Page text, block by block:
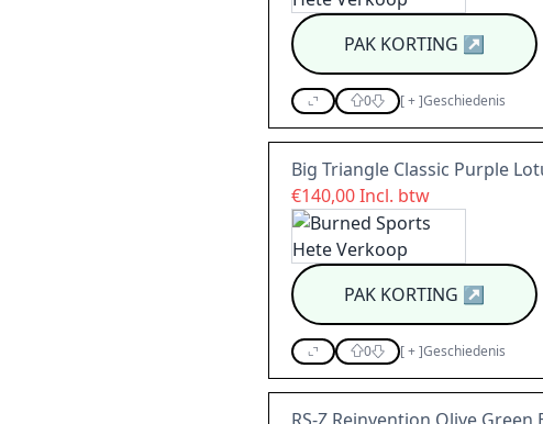
PAK KORTING ↗
0 [+]Geschiedenis
Big Triangle Classic Purple
€140,00 Incl. btw
PAK KORTING ↗
0 [+]Geschiedenis